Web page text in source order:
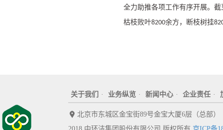
全力助推各项工作有序开展。
枯枝败叶8200余方，断枝树挂
关于我们 · 业务纵览 · 新闻中心 · 企业责任 ·
北京市东城区金宝街89号金宝大厦6层（总部）